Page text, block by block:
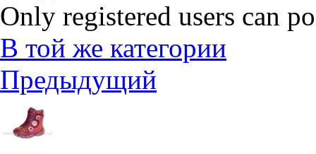
Only registered users can
В той же категории
Предыдущий